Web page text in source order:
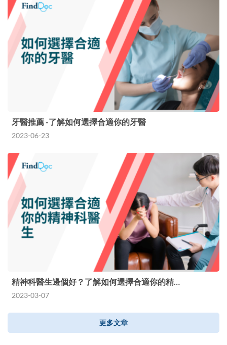
牙醫推薦 -了解如何選擇合適你的牙醫
2023-06-23
精神科醫生邊個好？了解如何選擇合適你的精…
2023-03-07
更多文章